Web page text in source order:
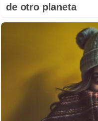
de otro planeta